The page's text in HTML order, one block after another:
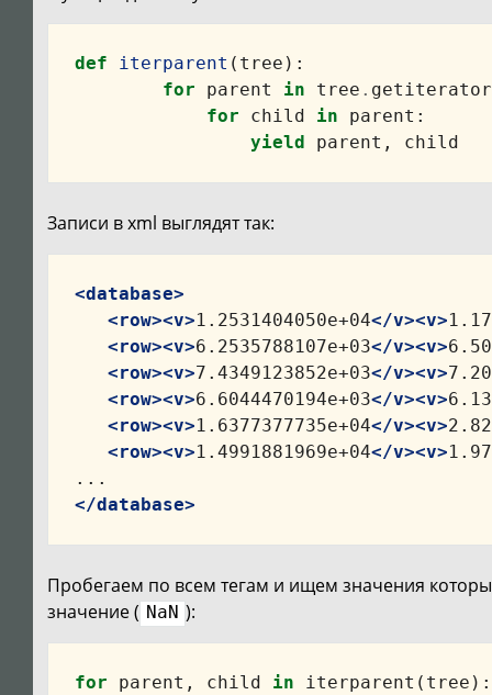
def iterparent ( tree ):
for
parent in tree . getiterator
for
child in parent :
yield
parent , child
Записи в xml выглядят так:
<database>
<row><v>1.2531404050e+04</v><v>
<row><v>6.2535788107e+03</v><v>
<row><v>7.4349123852e+03</v><v>
<row><v>6.6044470194e+03</v><v>
<row><v>1.6377377735e+04</v><v>
<row><v>1.4991881969e+04</v><v>
</database>
Пробегаем по всем тегам и ищем значения
значение ( NaN ):
for parent , child in iterparent ( tree ):